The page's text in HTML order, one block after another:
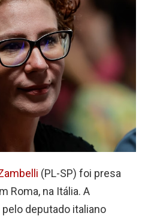
(PL-SP) foi presa
Roma, na Itália. A
deputado italiano